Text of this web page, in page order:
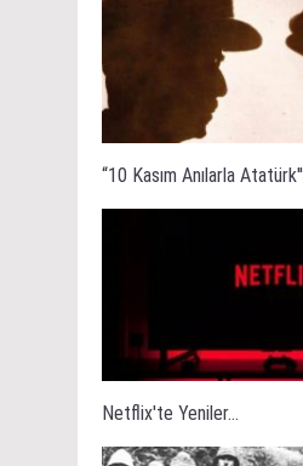
“10 Kasım Anılarla Atatürk''
Netflix'te Yeniler...